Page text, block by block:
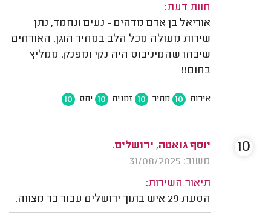
חוות דעת:
אוריאל בן אדם מדהים - נעים ונחמד, נתן
שירות מעולה מכל הלב במחיר הוגן. האורחים
שיבחו שהמיניבוס היה נקי ומפנק. ממליץ
בחום!!
איכות 10 מחיר 10 זמנים 10 יחס 10
יוסף גואטה, ירושלים.
משוב: 31/08/2025
תיאור השירות:
הסעת 29 איש בתוך ירושלים עבור בר מצווה.
10